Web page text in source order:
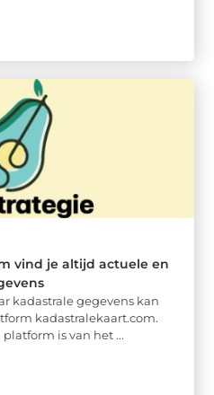
vind je altijd actuele en
kadastrale gegevens kan
kadastralekaart.com.
is van het ...